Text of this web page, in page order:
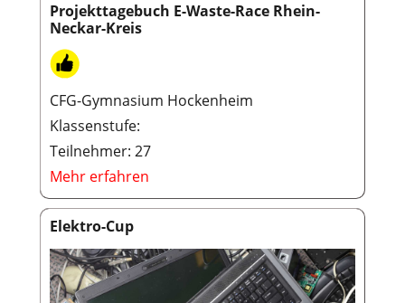
Projekttagebuch E-Waste-Race Rhein-
Neckar-Kreis
CFG-Gymnasium Hockenheim
Klassenstufe:
Teilnehmer: 27
Mehr erfahren
Elektro-Cup